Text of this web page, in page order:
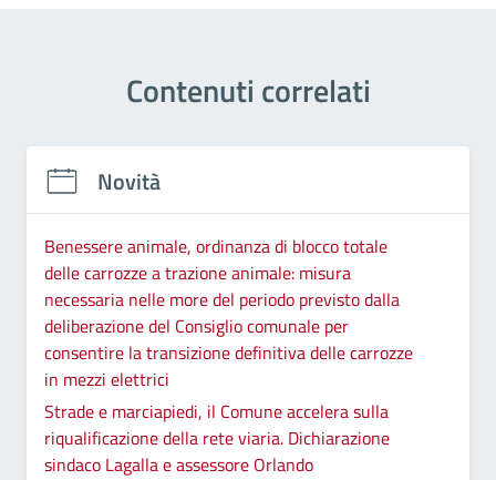
Contenuti correlati
Novità
Benessere animale, ordinanza di blocco totale
delle carrozze a trazione animale: misura
necessaria nelle more del periodo previsto dalla
deliberazione del Consiglio comunale per
consentire la transizione definitiva delle carrozze
in mezzi elettrici
Strade e marciapiedi, il Comune accelera sulla
riqualificazione della rete viaria. Dichiarazione
sindaco Lagalla e assessore Orlando